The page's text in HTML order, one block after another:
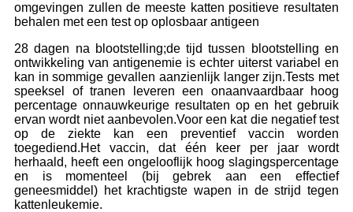
omgevingen zullen de meeste katten positieve resultaten
behalen met een test op oplosbaar antigeen
28 dagen na blootstelling;de tijd tussen blootstelling en
ontwikkeling van antigenemie is echter uiterst variabel en
kan in sommige gevallen aanzienlijk langer zijn.Tests met
speeksel of tranen leveren een onaanvaardbaar hoog
percentage onnauwkeurige resultaten op en het gebruik
ervan wordt niet aanbevolen.Voor een kat die negatief test
op de ziekte kan een preventief vaccin worden
toegediend.Het vaccin, dat één keer per jaar wordt
herhaald, heeft een ongelooflijk hoog slagingspercentage
en is momenteel (bij gebrek aan een effectief
geneesmiddel) het krachtigste wapen in de strijd tegen
kattenleukemie.